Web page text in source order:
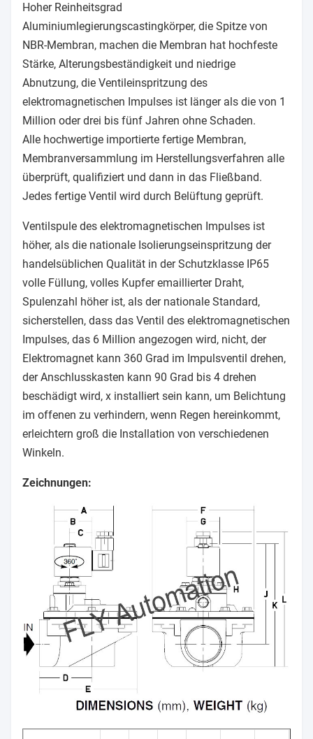
Hoher Reinheitsgrad
Aluminiumlegierungscastingkörper, die Spitze von
NBR-Membran, machen die Membran hat hochfeste
Stärke, Alterungsbeständigkeit und niedrige
Abnutzung, die Ventileinspritzung des
elektromagnetischen Impulses ist länger als die von 1
Million oder drei bis fünf Jahren ohne Schaden.
Alle hochwertige importierte fertige Membran,
Membranversammlung im Herstellungsverfahren alle
überprüft, qualifiziert und dann in das Fließband.
Jedes fertige Ventil wird durch Belüftung geprüft.
Ventilspule des elektromagnetischen Impulses ist
höher, als die nationale Isolierungseinspritzung der
handelsüblichen Qualität in der Schutzklasse IP65
volle Füllung, volles Kupfer emaillierter Draht,
Spulenzahl höher ist, als der nationale Standard,
sicherstellen, dass das Ventil des elektromagnetischen
Impulses, das 6 Million angezogen wird, nicht, der
Elektromagnet kann 360 Grad im Impulsventil drehen,
der Anschlusskasten kann 90 Grad bis 4 drehen
beschädigt wird, x installiert sein kann, um Belichtung
im offenen zu verhindern, wenn Regen hereinkommt,
erleichtern groß die Installation von verschiedenen
Winkeln.
Zeichnungen: